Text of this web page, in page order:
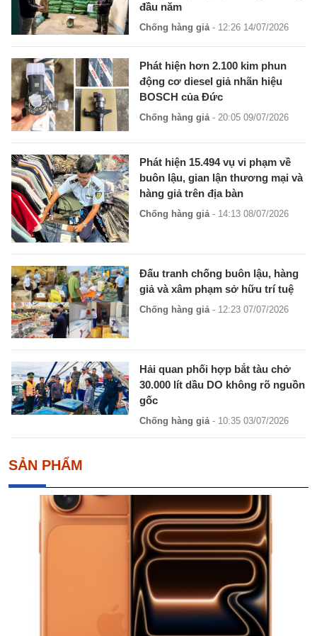
đầu năm
Chống hàng giả- 12:26 14/07/2026
Phát hiện hơn 2.100 kim phun
động cơ diesel giả nhãn hiệu
BOSCH của Đức
Chống hàng giả - 20:05 09/07/2026
Phát hiện 15.494 vụ vi phạm về
buôn lậu, gian lận thương mại và
hàng giả trên địa bàn
Chống hàng giả - 14:13 08/07/2026
Đấu tranh chống buôn lậu, hàng
giả và xâm phạm sở hữu trí tuệ
Chống hàng giả- 12:23 07/07/2026
Hải quan phối hợp bắt tàu chở
30.000 lít dầu DO không rõ nguồn
gốc
Chống hàng giả - 10:35 03/07/2026
SẢN PHẨM